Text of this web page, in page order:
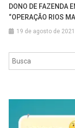
DONO DE FAZENDA
“OPERAÇÃO RIOS
19 de agosto de 2021
Pesquisar